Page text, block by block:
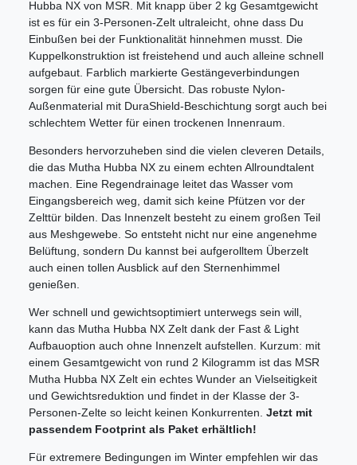
Hubba NX von MSR. Mit knapp über 2 kg Gesamtgewicht
ist es für ein 3-Personen-Zelt ultraleicht, ohne dass Du
Einbußen bei der Funktionalität hinnehmen musst. Die
Kuppelkonstruktion ist freistehend und auch alleine schnell
aufgebaut. Farblich markierte Gestängeverbindungen
sorgen für eine gute Übersicht. Das robuste Nylon-
Außenmaterial mit DuraShield-Beschichtung sorgt auch bei
schlechtem Wetter für einen trockenen Innenraum.
Besonders hervorzuheben sind die vielen cleveren Details,
die das Mutha Hubba NX zu einem echten Allroundtalent
machen. Eine Regendrainage leitet das Wasser vom
Eingangsbereich weg, damit sich keine Pfützen vor der
Zelttür bilden. Das Innenzelt besteht zu einem großen Teil
aus Meshgewebe. So entsteht nicht nur eine angenehme
Belüftung, sondern Du kannst bei aufgerolltem Überzelt
auch einen tollen Ausblick auf den Sternenhimmel
genießen.
Wer schnell und gewichtsoptimiert unterwegs sein will,
kann das Mutha Hubba NX Zelt dank der Fast & Light
Aufbauoption auch ohne Innenzelt aufstellen. Kurzum: mit
einem Gesamtgewicht von rund 2 Kilogramm ist das MSR
Mutha Hubba NX Zelt ein echtes Wunder an Vielseitigkeit
und Gewichtsreduktion und findet in der Klasse der 3-
Personen-Zelte so leicht keinen Konkurrenten. Jetzt mit
passendem Footprint als Paket erhältlich!
Für extremere Bedingungen im Winter empfehlen wir das